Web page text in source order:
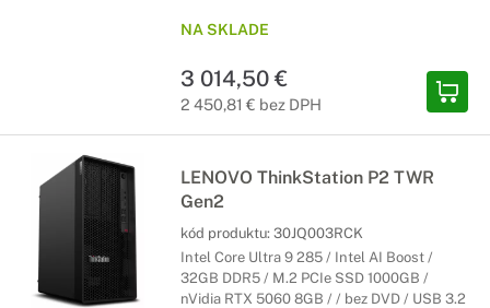
NA SKLADE
3 014,50 €
2 450,81 € bez DPH
LENOVO ThinkStation P2 TWR
Gen2
kód produktu: 30JQ003RCK
Intel Core Ultra 9 285 / Intel AI Boost /
32GB DDR5 / M.2 PCIe SSD 1000GB /
nVidia RTX 5060 8GB / / bez DVD / USB 3.2